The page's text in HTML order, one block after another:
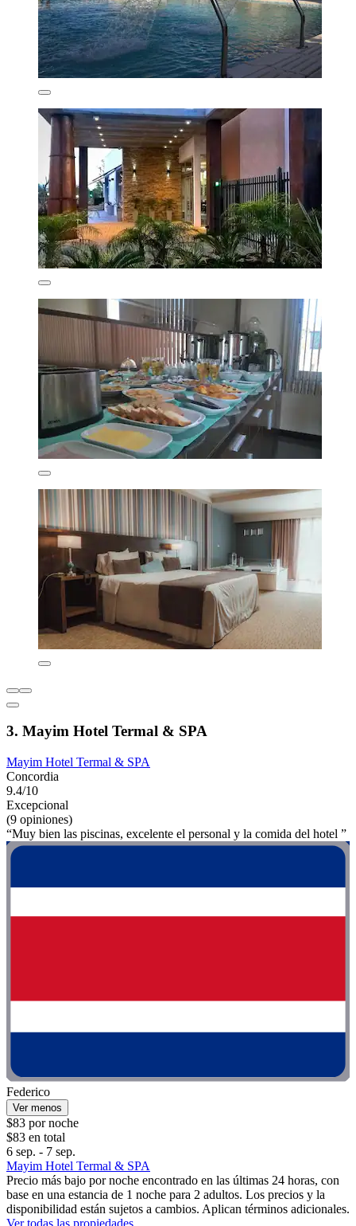
3. Mayim Hotel Termal & SPA
Mayim Hotel Termal & SPA
Concordia
9.4/10
Excepcional
(9 opiniones)
“Muy bien las piscinas, excelente el personal y la comida del hotel ”
Federico
Ver menos
$83 por noche
$83 en total
6 sep. - 7 sep.
Mayim Hotel Termal & SPA
Precio más bajo por noche encontrado en las últimas 24 horas, con
base en una estancia de 1 noche para 2 adultos. Los precios y la
disponibilidad están sujetos a cambios. Aplican términos adicionales.